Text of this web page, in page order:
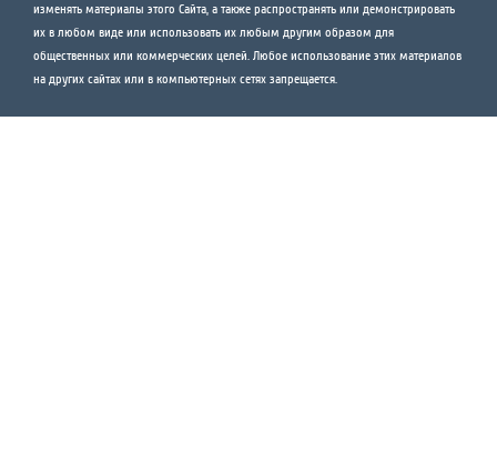
изменять материалы этого Сайта, а также распространять или демонстрировать
их в любом виде или использовать их любым другим образом для
общественных или коммерческих целей. Любое использование этих материалов
на других сайтах или в компьютерных сетях запрещается.